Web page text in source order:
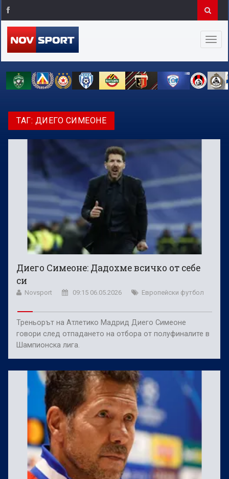
ТАГ: ДИЕГО СИМЕОНЕ
Диего Симеоне: Дадохме всичко от себе
си
Novsport 09:15 06.05.2026 Европейски футбол
Треньорът на Атлетико Мадрид Диего Симеоне
говори след отпадането на отбора от полуфиналите в
Шампионска лига.